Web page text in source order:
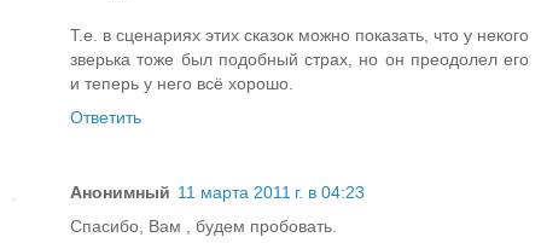
Т.е. в сценариях этих сказок можно показать, что у некого
зверька тоже был подобный страх, но он преодолел его
и теперь у него всё хорошо.
Ответить
Анонимный 11 марта 2011 г. в 04:23
Спасибо, Вам , будем пробовать.